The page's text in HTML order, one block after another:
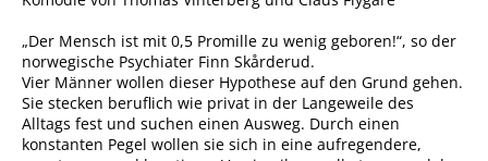
„Der Mensch ist mit 0,5 Promille zu wenig geboren!“, so der
norwegische Psychiater Finn Skårderud.
Vier Männer wollen dieser Hypothese auf den Grund gehen.
Sie stecken beruflich wie privat in der Langeweile des
Alltags fest und suchen einen Ausweg. Durch einen
konstanten Pegel wollen sie sich in eine aufregendere,